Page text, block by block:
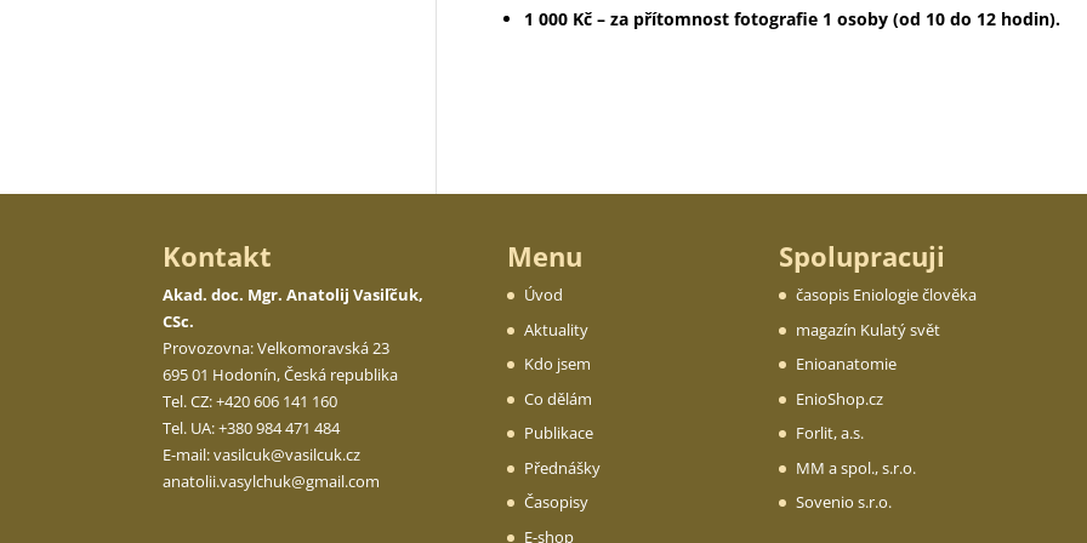
1 000 Kč – za přítomnost fotografie 1 osoby (od 10 do 12 hodin).
Kontakt
Akad. doc. Mgr. Anatolij Vasiľčuk,
CSc.
Provozovna: Velkomoravská 23
695 01 Hodonín, Česká republika
Tel. CZ: +420 606 141 160
Tel. UA: +380 984 471 484
E-mail:vasilcuk@vasilcuk.cz
anatolii.vasylchuk@gmail.com
Menu
Úvod
Aktuality
Kdo jsem
Co dělám
Publikace
Přednášky
Časopisy
E-shop
Spolupracuji
časopis Eniologie člověka
magazín Kulatý svět
Enioanatomie
EnioShop.cz
Forlit, a.s.
MM a spol., s.r.o.
Sovenio s.r.o.